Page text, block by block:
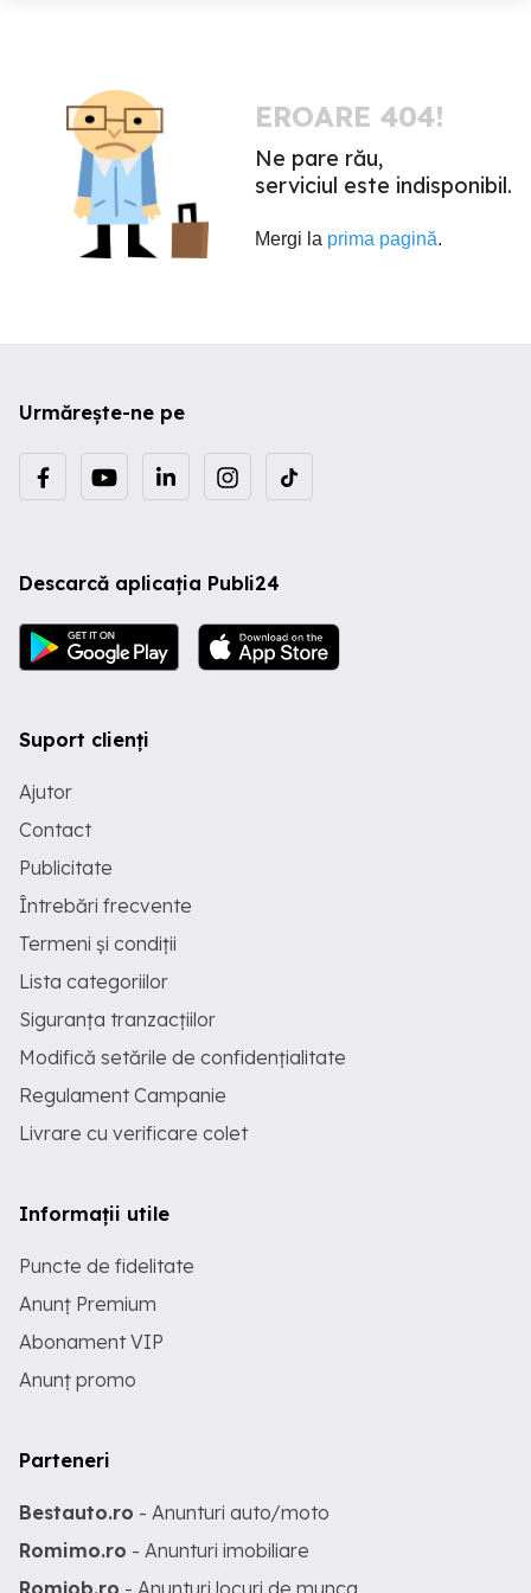
EROARE 404!
Ne pare rău,
serviciul este indisponibil.
Mergi la prima pagină.
Urmărește-ne pe
Descarcă aplicația Publi24
Suport clienți
Ajutor
Contact
Publicitate
Întrebări frecvente
Termeni și condiții
Lista categoriilor
Siguranța tranzacțiilor
Modifică setările de confidențialitate
Regulament Campanie
Livrare cu verificare colet
Informații utile
Puncte de fidelitate
Anunț Premium
Abonament VIP
Anunț promo
Parteneri
Bestauto.ro - Anunturi auto/moto
Romimo.ro - Anunturi imobiliare
Romjob.ro - Anunturi locuri de munca